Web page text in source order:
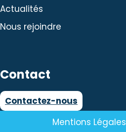
Actualités
Nous rejoindre
Contact
Contactez-nous
Mentions Légales